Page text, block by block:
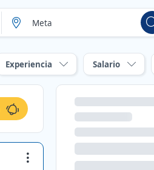
Experiencia Salario